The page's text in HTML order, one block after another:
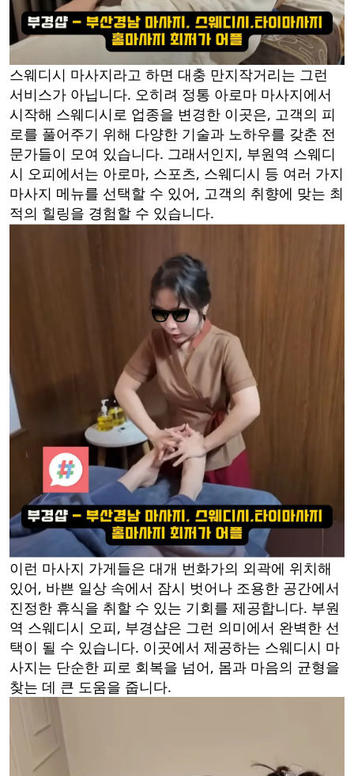
스웨디시 마사지라고 하면 대충 만지작거리는 그런
서비스가 아닙니다. 오히려 정통 아로마 마사지에서
시작해 스웨디시로 업종을 변경한 이곳은, 고객의 피
로를 풀어주기 위해 다양한 기술과 노하우를 갖춘 전
문가들이 모여 있습니다. 그래서인지, 부원역 스웨디
시 오피에서는 아로마, 스포츠, 스웨디시 등 여러 가지
마사지 메뉴를 선택할 수 있어, 고객의 취향에 맞는 최
적의 힐링을 경험할 수 있습니다.
이런 마사지 가게들은 대개 번화가의 외곽에 위치해
있어, 바쁜 일상 속에서 잠시 벗어나 조용한 공간에서
진정한 휴식을 취할 수 있는 기회를 제공합니다. 부원
역 스웨디시 오피, 부경샵은 그런 의미에서 완벽한 선
택이 될 수 있습니다. 이곳에서 제공하는 스웨디시 마
사지는 단순한 피로 회복을 넘어, 몸과 마음의 균형을
찾는 데 큰 도움을 줍니다.